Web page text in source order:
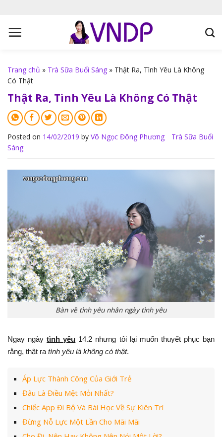
Trang chủ » Trà Sữa Buổi Sáng » Thật Ra, Tình Yêu Là Không
Có Thật
Thật Ra, Tình Yêu Là Không Có Thật
Posted on 14/02/2019 by Võ Ngọc Đông Phương
Trà Sữa Buổi
Sáng
Bàn về tình yêu nhân ngày tình yêu
Ngay ngàytình yêu 14.2 nhưng tôi lại muốn thuyết phục bạn
rằng, thật ra tình yêu là không có thật.
Áp Lực Thành Công Của Giới Trẻ
Đâu Là Điều Mệt Mỏi Nhất?
Chiếc App Đi Bộ Và Bài Học Về Sự Kiên Trì
Đừng Nỗ Lực Một Lần Cho Mãi Mãi